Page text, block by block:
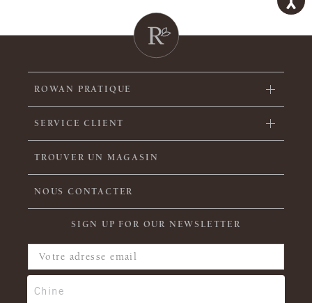
ROWAN PRATIQUE
SERVICE CLIENT
TROUVER UN MAGASIN
NOUS CONTACTER
SIGN UP FOR OUR NEWSLETTER